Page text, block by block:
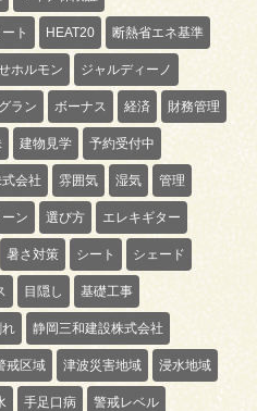
ト HEAT20 断熱省エネ基準
ホルモン ジャルディーノ
ラン ボーナス 経済 財務管理
建物見学 予約受付中
会社 雰囲気 湿気 管理
ン 選び方 エレキギター
暑さ対策 シート シェード
目隠し 基礎工事
れ 静岡三和建設株式会社
戒区域 津波災害地域 浸水地域
手足口病 警戒レベル